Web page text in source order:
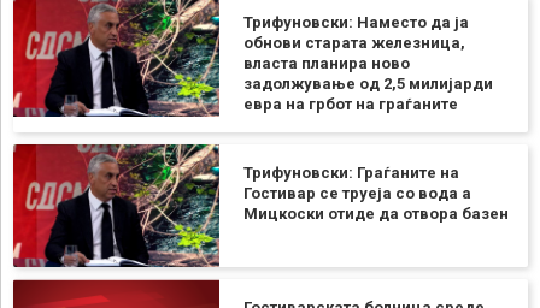
Трифуновски: Наместо да ја
обнови старата железница,
власта планира ново
задолжување од 2,5 милијарди
евра на грбот на граѓаните
Трифуновски: Граѓаните на
Гостивар се труеја со вода а
Мицкоски отиде да отвора базен